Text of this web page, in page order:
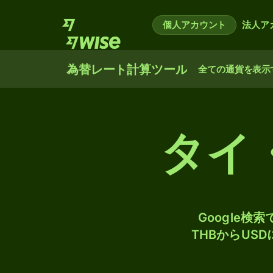
個人アカウント 法人ア
為替レート計算ツール 全ての通貨を表示
タイ
Google検索
THBからUSD